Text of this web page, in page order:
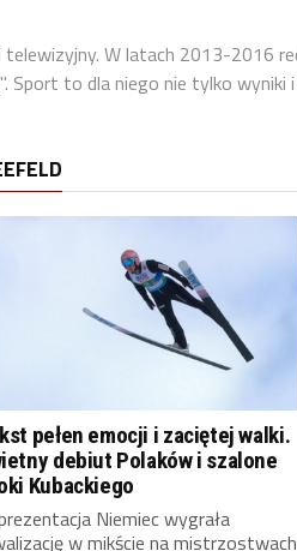
telewizyjny. W latach 2013-2016
Sport to dla niego nie tylko
pełen emocji i zaciętej walki.
debiut Polaków i szalone
Kubackiego
Niemiec wygrała
w mikście na mistrzostwach